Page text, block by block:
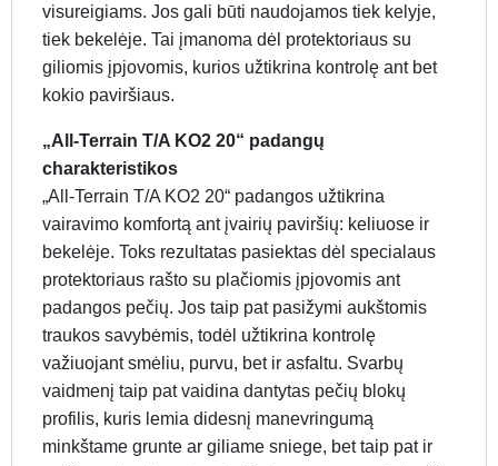
visureigiams. Jos gali būti naudojamos tiek kelyje,
tiek bekelėje. Tai įmanoma dėl protektoriaus su
giliomis įpjovomis, kurios užtikrina kontrolę ant bet
kokio paviršiaus.
„All-Terrain T/A KO2 20“ padangų
charakteristikos
„All-Terrain T/A KO2 20“ padangos užtikrina
vairavimo komfortą ant įvairių paviršių: keliuose ir
bekelėje. Toks rezultatas pasiektas dėl specialaus
protektoriaus rašto su plačiomis įpjovomis ant
padangos pečių. Jos taip pat pasižymi aukštomis
traukos savybėmis, todėl užtikrina kontrolę
važiuojant smėliu, purvu, bet ir asfaltu. Svarbų
vaidmenį taip pat vaidina dantytas pečių blokų
profilis, kuris lemia didesnį manevringumą
minkštame grunte ar giliame sniege, bet taip pat ir